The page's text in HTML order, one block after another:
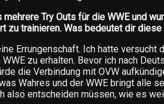
Try Outs für die WWE und
zu trainieren. Was bedeutet dir diese
Errungenschaft. Ich hatte versucht
zu erhalten. Bevor ich nach
die Verbindung mit OVW
Wahres und der WWE bringt alle
also entscheiden müssen, wie es